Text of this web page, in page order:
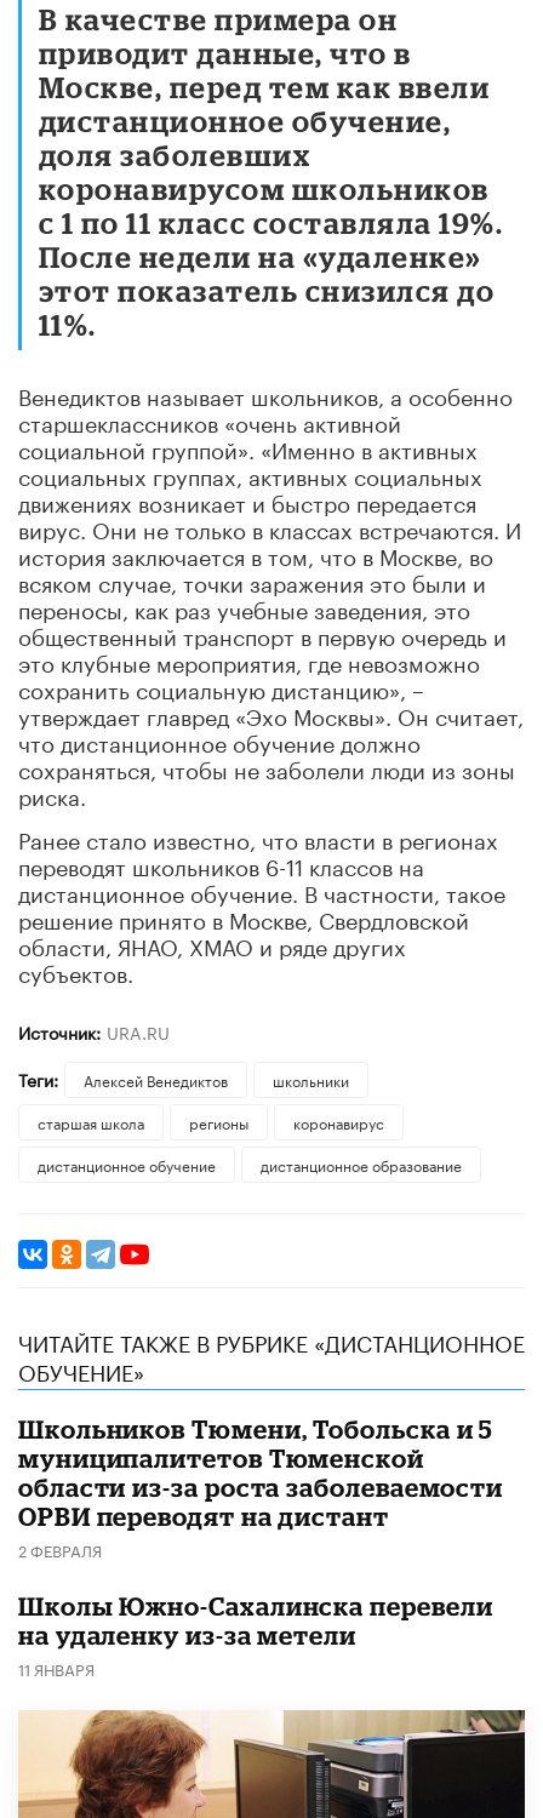
В качестве примера он
приводит данные, что в
Москве, перед тем как ввели
дистанционное обучение,
доля заболевших
коронавирусом школьников
с 1 по 11 класс составляла 19%.
После недели на «удаленке»
этот показатель снизился до
11%.
Венедиктов называет школьников, а особенно
старшеклассников «очень активной
социальной группой». «Именно в активных
социальных группах, активных социальных
движениях возникает и быстро передается
вирус. Они не только в классах встречаются. И
история заключается в том, что в Москве, во
всяком случае, точки заражения это были и
переносы, как раз учебные заведения, это
общественный транспорт в первую очередь и
это клубные мероприятия, где невозможно
сохранить социальную дистанцию», –
утверждает главред «Эхо Москвы». Он считает,
что дистанционное обучение должно
сохраняться, чтобы не заболели люди из зоны
риска.
Ранее стало известно, что власти в регионах
переводят школьников 6-11 классов на
дистанционное обучение. В частности, такое
решение принято в Москве, Свердловской
области, ЯНАО, ХМАО и ряде других
субъектов.
Источник: URA.RU
Теги:
Алексей Венедиктов
школьники
старшая школа
регионы
коронавирус
дистанционное обучение
дистанционное образование
ЧИТАЙТЕ ТАКЖЕ В РУБРИКЕ «ДИСТАНЦИОННОЕ
ОБУЧЕНИЕ»
Школьников Тюмени, Тобольска и 5
муниципалитетов Тюменской
области из-за роста заболеваемости
ОРВИ переводят на дистант
2 ФЕВРАЛЯ
Школы Южно-Сахалинска перевели
на удаленку из-за метели
11 ЯНВАРЯ